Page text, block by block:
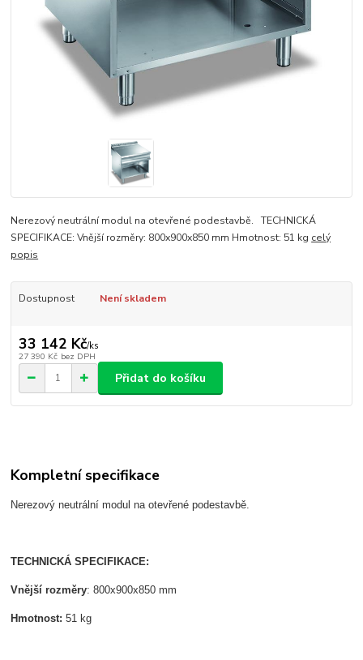
Nerezový neutrální modul na otevřené podestavbě. TECHNICKÁ
SPECIFIKACE: Vnější rozměry: 800x900x850 mm Hmotnost: 51 kg celý
popis
Dostupnost Není skladem
33 142 Kč/ks
27 390 Kč bez DPH
Přidat do košíku
Kompletní specifikace
Nerezový neutrální modul na otevřené podestavbě.
TECHNICKÁ SPECIFIKACE:
Vnější rozměry: 800x900x850 mm
Hmotnost:51 kg